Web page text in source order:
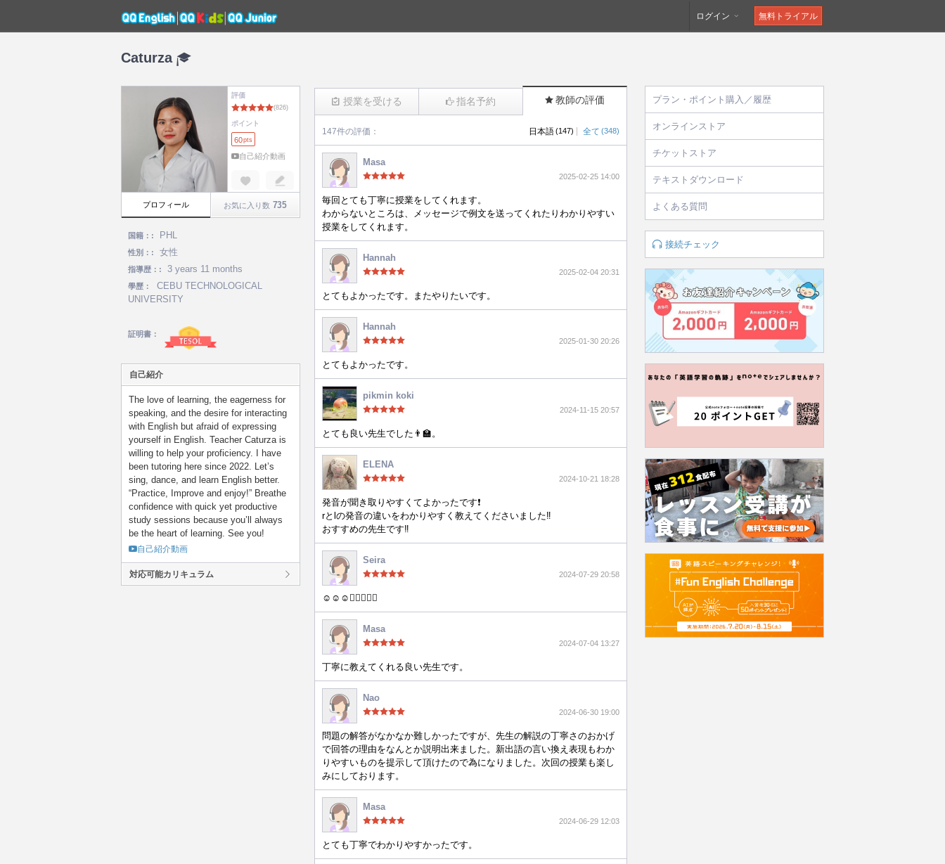
ログイン 無料トライアル
Caturza
評価
(826)
ポイント
60pts
自己紹介動画
プロフィール お気に入り数 735
国籍：: PHL
性別：: 女性
指導歴：: 3 years 11 months
學歷：
CEBU TECHNOLOGICAL
UNIVERSITY
証明書：
自己紹介
The love of learning, the eagerness for
speaking, and the desire for interacting
with English but afraid of expressing
yourself in English. Teacher Caturza is
willing to help your proficiency. I have
been tutoring here since 2022. Let’s
sing, dance, and learn English better.
“Practice, Improve and enjoy!” Breathe
confidence with quick yet productive
study sessions because you’ll always
be the heart of learning. See you!
自己紹介動画
対応可能カリキュラム
授業を受ける 指名予約 教師の評価
147件の評価： 日本語(147) | 全て (348)
Masa
2025-02-25 14:00
毎回とても丁寧に授業をしてくれます。
わからないところは、メッセージで例文を送ってくれたりわかりやすい
授業をしてくれます。
Hannah
2025-02-04 20:31
とてもよかったです。またやりたいです。
Hannah
2025-01-30 20:26
とてもよかったです。
pikmin koki
2024-11-15 20:57
とても良い先生でした👨‍🏫。
ELENA
2024-10-21 18:28
発音が聞き取りやすくてよかったです❗️
rとlの発音の違いをわかりやすく教えてくださいました‼️
おすすめの先生です‼️
Seira
2024-07-29 20:58
☺️☺️☺️👍🏻💕🎶😊
Masa
2024-07-04 13:27
丁寧に教えてくれる良い先生です。
Nao
2024-06-30 19:00
問題の解答がなかなか難しかったですが、先生の解説の丁寧さのおかげ
で回答の理由をなんとか説明出来ました。新出語の言い換え表現もわか
りやすいものを提示して頂けたので為になりました。次回の授業も楽し
みにしております。
Masa
2024-06-29 12:03
とても丁寧でわかりやすかったです。
プラン・ポイント購入／履歴
オンラインストア
チケットストア
テキストダウンロード
よくある質問
接続チェック